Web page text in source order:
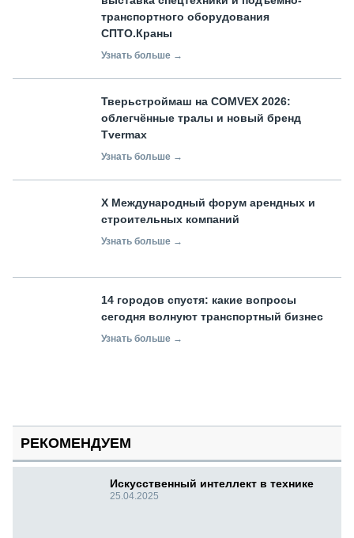
транспортного оборудования
СПТО.Краны
Узнать больше →
Тверьстроймаш на COMVEX 2026:
облегчённые тралы и новый бренд
Tvermax
Узнать больше →
X Международный форум арендных и
строительных компаний
Узнать больше →
14 городов спустя: какие вопросы
сегодня волнуют транспортный бизнес
Узнать больше →
РЕКОМЕНДУЕМ
Искусственный интеллект в технике
25.04.2025